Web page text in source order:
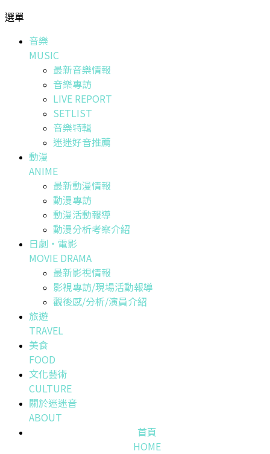
選單
音樂
MUSIC
最新音樂情報
音樂專訪
LIVE REPORT
SETLIST
音樂特輯
迷迷好音推薦
動漫
ANIME
最新動漫情報
動漫專訪
動漫活動報導
動漫分析考察介紹
日劇・電影
MOVIE DRAMA
最新影視情報
影視專訪/現場活動報導
觀後感/分析/演員介紹
旅遊
TRAVEL
美食
FOOD
文化藝術
CULTURE
關於迷迷音
ABOUT
首頁
HOME